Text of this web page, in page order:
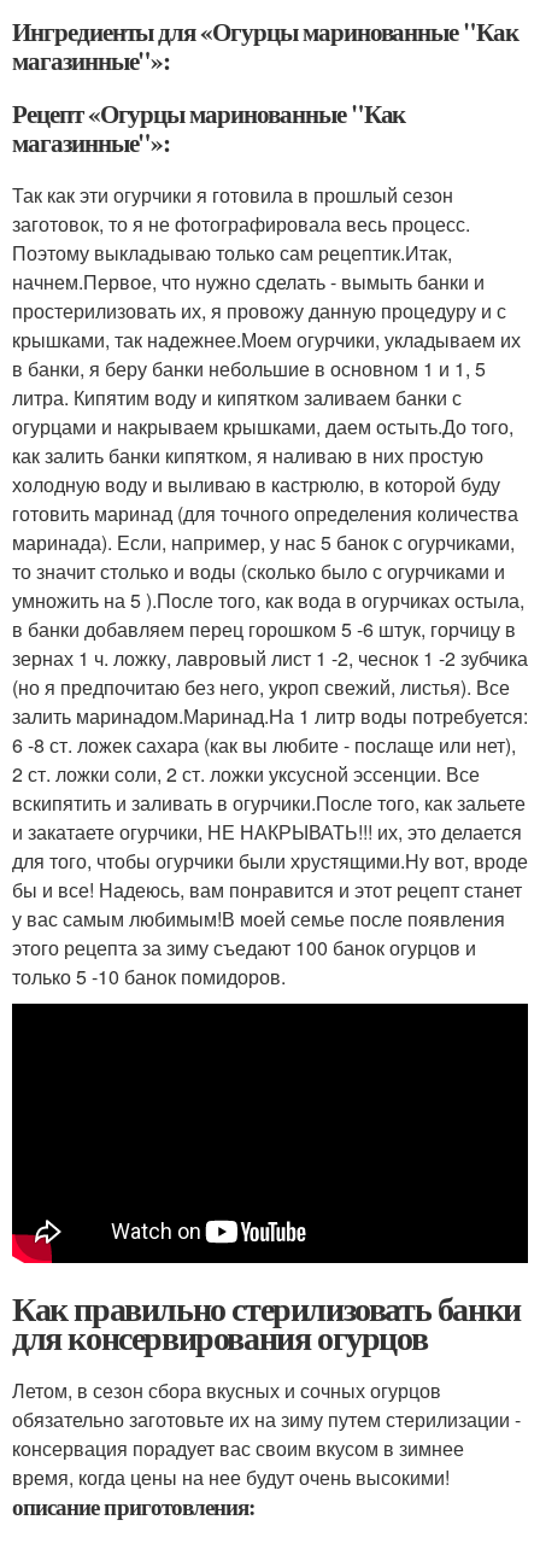
Ингредиенты для «Огурцы маринованные "Как
магазинные"»:
Рецепт «Огурцы маринованные "Как
магазинные"»:
Так как эти огурчики я готовила в прошлый сезон
заготовок, то я не фотографировала весь процесс.
Поэтому выкладываю только сам рецептик.Итак,
начнем.Первое, что нужно сделать - вымыть банки и
простерилизовать их, я провожу данную процедуру и с
крышками, так надежнее.Моем огурчики, укладываем их
в банки, я беру банки небольшие в основном 1 и 1, 5
литра. Кипятим воду и кипятком заливаем банки с
огурцами и накрываем крышками, даем остыть.До того,
как залить банки кипятком, я наливаю в них простую
холодную воду и выливаю в кастрюлю, в которой буду
готовить маринад (для точного определения количества
маринада). Если, например, у нас 5 банок с огурчиками,
то значит столько и воды (сколько было с огурчиками и
умножить на 5 ).После того, как вода в огурчиках остыла,
в банки добавляем перец горошком 5 -6 штук, горчицу в
зернах 1 ч. ложку, лавровый лист 1 -2, чеснок 1 -2 зубчика
(но я предпочитаю без него, укроп свежий, листья). Все
залить маринадом.Маринад.На 1 литр воды потребуется:
6 -8 ст. ложек сахара (как вы любите - послаще или нет),
2 ст. ложки соли, 2 ст. ложки уксусной эссенции. Все
вскипятить и заливать в огурчики.После того, как зальете
и закатаете огурчики, НЕ НАКРЫВАТЬ!!! их, это делается
для того, чтобы огурчики были хрустящими.Ну вот, вроде
бы и все! Надеюсь, вам понравится и этот рецепт станет
у вас самым любимым!В моей семье после появления
этого рецепта за зиму съедают 100 банок огурцов и
только 5 -10 банок помидоров.
Как правильно стерилизовать банки
для консервирования огурцов
Летом, в сезон сбора вкусных и сочных огурцов
обязательно заготовьте их на зиму путем стерилизации -
консервация порадует вас своим вкусом в зимнее
время, когда цены на нее будут очень высокими!
описание приготовления: